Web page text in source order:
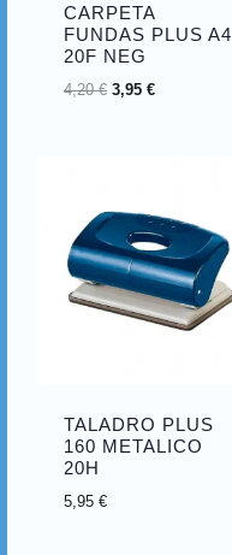
CARPETA
FUNDAS PLUS A4
20F NEG
4,20€ 3,95€
TALADRO PLUS
160 METALICO
20H
5,95€